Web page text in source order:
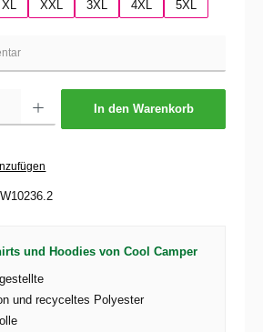
XL XXL 3XL 4XL 5XL
In den Warenkorb
und Hoodies von Cool Camper
und recyceltes Polyester